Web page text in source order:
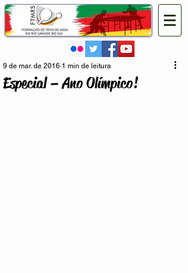
Especial – Ano Olímpico!
9 de mar. de 2016 1 min de leitura